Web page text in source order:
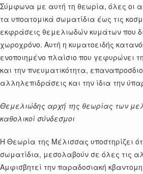
Σύμφωνα με αυτή τη θεωρία, όλες οι
τα υποατομικά σωματίδια έως τις
εκφράσεις θεμελιωδών κυμάτων που
χωροχρόνο. Αυτή η κυματοειδής
ενοποιημένο πλαίσιο που γεφυρώνει
και την πνευματικότητα,
αλληλεπιδράσεις και την ίδια την
Θεμελιώδης αρχή της θεωρίας των
καθολικοί σύνδεσμοι
Η Θεωρία της Μέλισσας υποστηρίζει
σωματίδια, μεσολαβούν σε όλες τις
Αμφισβητεί την παραδοσιακή